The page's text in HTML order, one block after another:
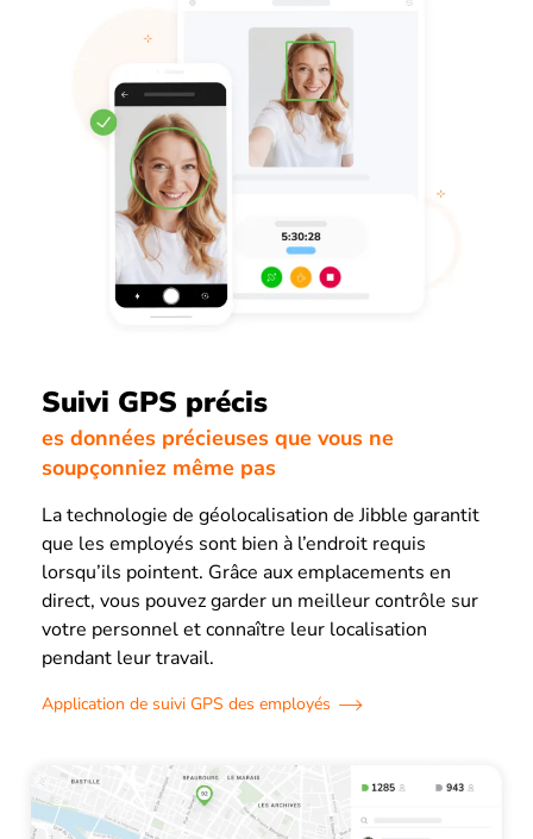
Suivi GPS précis
es données précieuses que vous ne
soupçonniez même pas
La technologie de géolocalisation de Jibble garantit
que les employés sont bien à l’endroit requis
lorsqu’ils pointent. Grâce aux emplacements en
direct, vous pouvez garder un meilleur contrôle sur
votre personnel et connaître leur localisation
pendant leur travail.
Application de suivi GPS des employés